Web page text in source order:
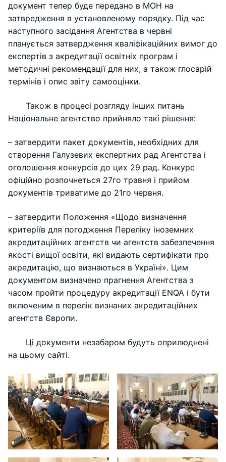
документ тепер буде передано в МОН на
затвредження в установленому порядку. Під час
наступного засідання Агентства в червні
планується затвердження кваліфікаційних вимог до
експертів з акредитації освітніх програм і
методичні рекомендації для них, а також глосарій
термінів і опис звіту самооцінки.
Також в процесі розгляду інших питань
Національне агентство прийняло такі рішення:
– затвердити пакет документів, необхідних для
створення Галузевих експертних рад Агентства і
оголошення конкурсів до цих 29 рад. Конкурс
офіційно розпочнеться 27го травня і прийом
документів триватиме до 21го червня.
– затвердити Положення «Щодо визначення
критеріїв для погодження Переліку іноземних
акредитаційних агентств чи агентств забезпечення
якості вищої освіти, які видають сертифікати про
акредитацію, що визнаються в Україні». Цим
документом визначено прагнення Агентства з
часом пройти процедуру акредитації ENQA і бути
включеним в перелік визнаних акредитаційних
агентств Європи.
Ці документи незабаром будуть оприлюднені
на цьому сайті.